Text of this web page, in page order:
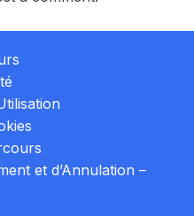
et d’Annulation –